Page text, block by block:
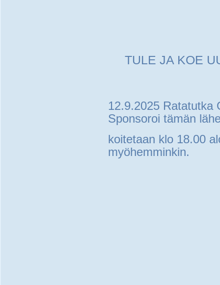
TULE JA KOE
12.9.2025 Ratatutka
Sponsoroi tämän
koitetaan klo 18.00
myöhemminkin.